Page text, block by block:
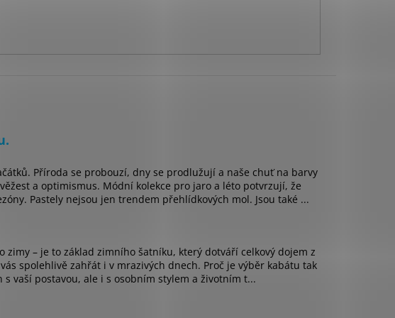
Příroda se probouzí, dny se prodlužují a naše chuť na barvy
a optimismus. Módní kolekce pro jaro a léto potvrzují, že
Pastely nejsou jen trendem přehlídkových mol. Jsou také ...
– je to základ zimního šatníku, který dotváří celkový dojem z
spolehlivě zahřát i v mrazivých dnech. Proč je výběr kabátu tak
vaší postavou, ale i s osobním stylem a životním t...